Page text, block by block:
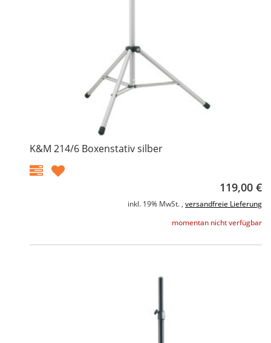
K&M 214/6 Boxenstativ silber
119,00 €
inkl. 19% MwSt. , versandfreie Lieferung
momentan nicht verfügbar